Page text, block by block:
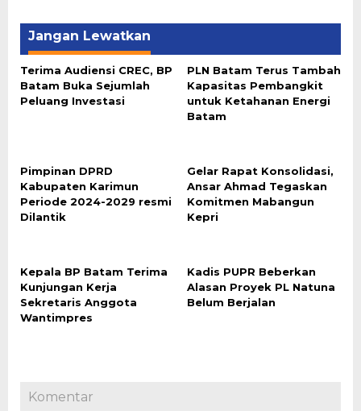
Jangan Lewatkan
Terima Audiensi CREC, BP
Batam Buka Sejumlah
Peluang Investasi
PLN Batam Terus Tambah
Kapasitas Pembangkit
untuk Ketahanan Energi
Batam
Pimpinan DPRD
Kabupaten Karimun
Periode 2024-2029 resmi
Dilantik
Gelar Rapat Konsolidasi,
Ansar Ahmad Tegaskan
Komitmen Mabangun
Kepri
Kepala BP Batam Terima
Kunjungan Kerja
Sekretaris Anggota
Wantimpres
Kadis PUPR Beberkan
Alasan Proyek PL Natuna
Belum Berjalan
Komentar